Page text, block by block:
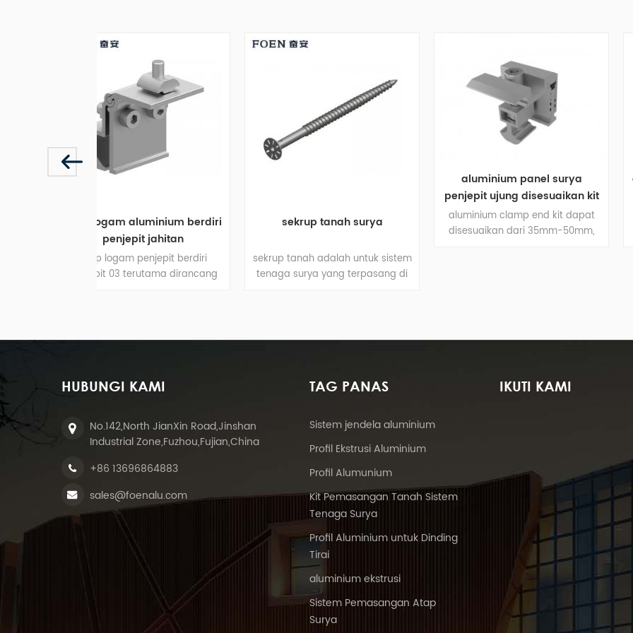
rel.
sekrup tanah surya
sekrup tanah adalah untuk sistem
tenaga surya yang terpasang di
penjepit ujung disesuaikan kit
aluminium clamp end kit dapat
disesuaikan dari 35mm-50mm,
besar panel Anda tidak tahu
ketebalannya. juga, kita bisa
atap logam aluminium
penjepit jahitan
disesuaikan penjepit
berdiri penjepit
HUBUNGI KAMI
No.142,North JianXin Road,Jinshan
Industrial Zone,Fuzhou,Fujian,China
+86 13696864883
sales@foenalu.com
TAG PANAS
Sistem jendela aluminium
Profil Ekstrusi Aluminium
Profil Alumunium
Kit Pemasangan Tanah Sistem
Tenaga Surya
Profil Aluminium untuk Dinding
Tirai
aluminium ekstrusi
Sistem Pemasangan Atap
Surya
IKUTI KAMI